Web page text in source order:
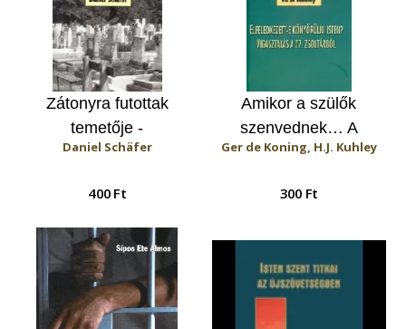
Zátonyra futottak
temetője -
Figyelmeztető képek a
Daniel Schäfer
400 Ft
Amikor a szülők
szenvednek… A
gyermekek a maguk
Elfeledkezett-e
Zsoltárból
Ger de Koning, H.J. Kuhley
300 Ft